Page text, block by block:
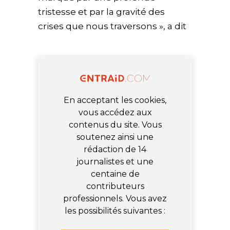
tristesse et par la gravité des
crises que nous traversons », a dit
En acceptant les cookies,
vous accédez aux
contenus du site. Vous
soutenez ainsi une
rédaction de 14
journalistes et une
centaine de
contributeurs
professionnels. Vous avez
les possibilités suivantes :